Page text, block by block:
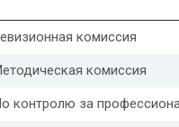
комиссия
комиссия
контролю за